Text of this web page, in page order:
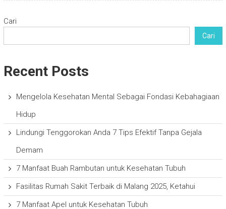
Cari
Cari
Recent Posts
Mengelola Kesehatan Mental Sebagai Fondasi Kebahagiaan
Hidup
Lindungi Tenggorokan Anda 7 Tips Efektif Tanpa Gejala
Demam
7 Manfaat Buah Rambutan untuk Kesehatan Tubuh
Fasilitas Rumah Sakit Terbaik di Malang 2025, Ketahui
7 Manfaat Apel untuk Kesehatan Tubuh